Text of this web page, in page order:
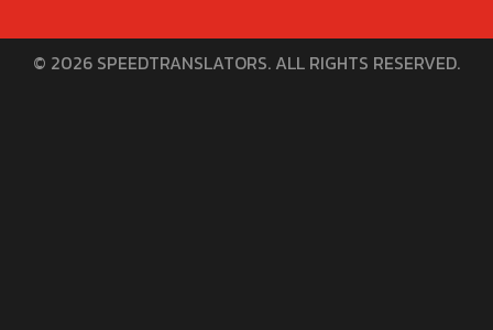
© 2026 SPEEDTRANSLATORS. ALL RIGHTS RESERVED.